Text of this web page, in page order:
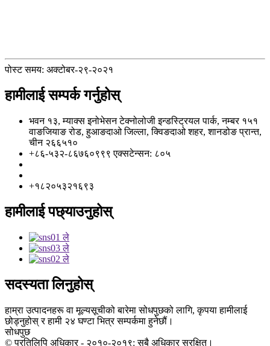
पोस्ट समय: अक्टोबर-२९-२०२१
हामीलाई सम्पर्क गर्नुहोस्
भवन १३, म्याक्स इनोभेसन टेक्नोलोजी इन्डस्ट्रियल पार्क, नम्बर १५१
वाङजियाङ रोड, हुआङदाओ जिल्ला, क्विङदाओ शहर, शानडोङ प्रान्त,
चीन २६६५१०
+८६-५३२-८६७६०९९९ एक्सटेन्सन: ८०५
+१८२०५३२१६९३
हामीलाई पछ्याउनुहोस्
सदस्यता लिनुहोस्
हाम्रा उत्पादनहरू वा मूल्यसूचीको बारेमा सोधपुछको लागि, कृपया हामीलाई
छोड्नुहोस् र हामी २४ घण्टा भित्र सम्पर्कमा हुनेछौं।
सोधपुछ
© प्रतिलिपि अधिकार - २०१०-२०१९: सबै अधिकार सुरक्षित।